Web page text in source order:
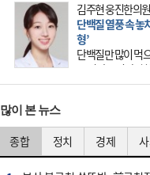
김주현 웅진한의
단백질 열풍 속 놓
형’
단백질만 많이 먹
즘 건강을 이야기
키워드가 단백질
많이 본 뉴스
종합 정치 경제